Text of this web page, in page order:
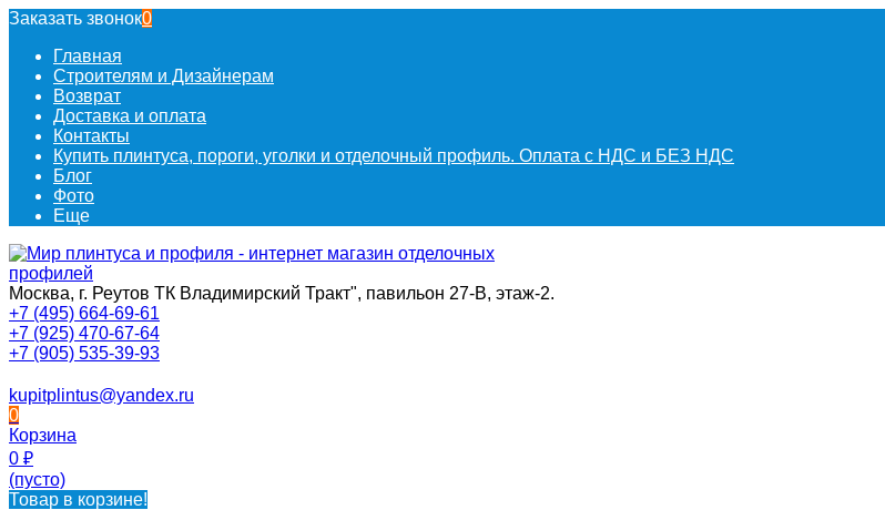
Заказать звонок0
Главная
Строителям и Дизайнерам
Возврат
Доставка и оплата
Контакты
Купить плинтуса, пороги, уголки и отделочный профиль. Оплата с НДС и БЕЗ НДС
Блог
Фото
Еще
Москва, г. Реутов ТК Владимирский Тракт", павильон 27-В, этаж-2.
+7 (495) 664-69-61
+7 (925) 470-67-64
+7 (905) 535-39-93
kupitplintus@yandex.ru
0
Корзина
0 ₽
(пусто)
Товар в корзине!